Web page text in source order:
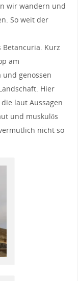
wir wandern und
So weit der
Kurz
am
genossen
Hier
laut Aussagen
und muskulös
nicht so